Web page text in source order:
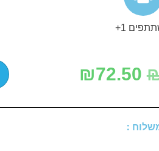
1+
₪72.50
: